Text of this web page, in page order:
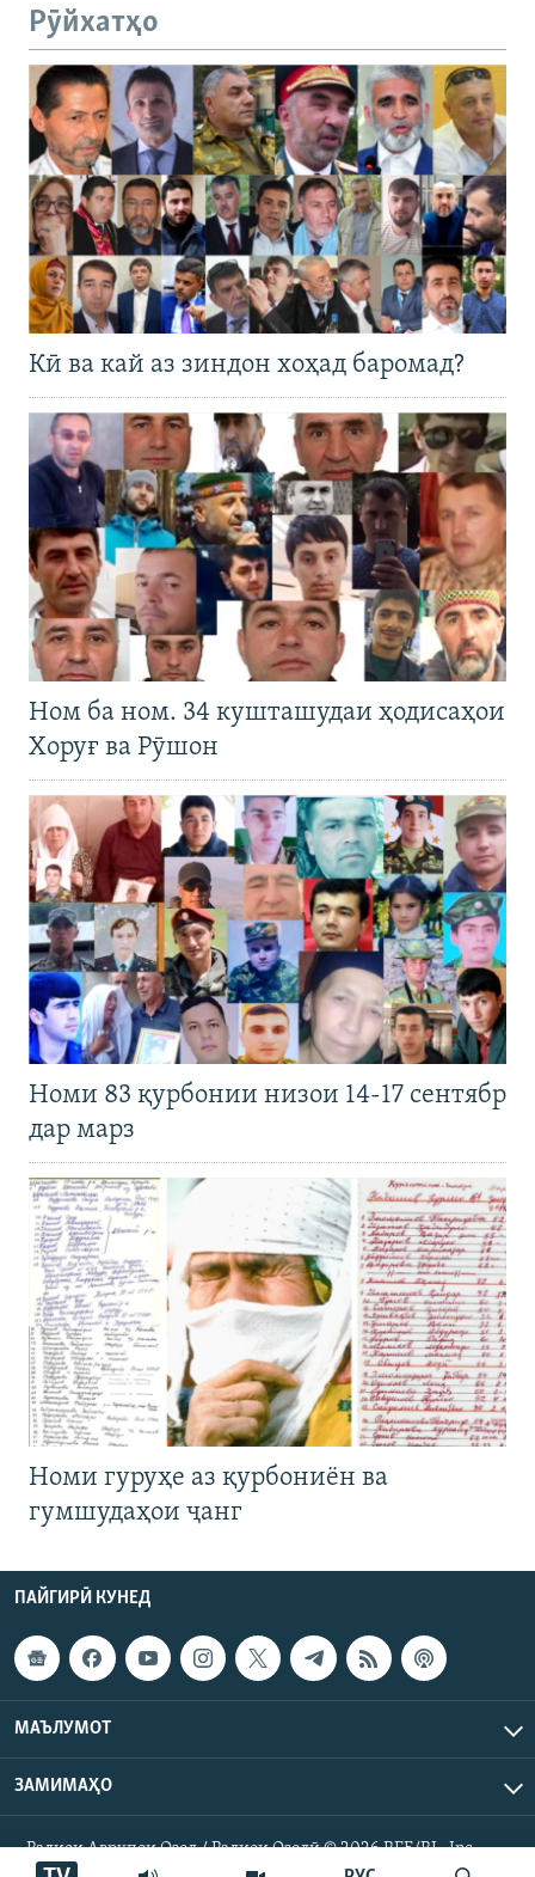
Рӯйхатҳо
Кӣ ва кай аз зиндон хоҳад баромад?
Ном ба ном. 34 кушташудаи ҳодисаҳои
Хоруғ ва Рӯшон
Номи 83 қурбонии низои 14-17 сентябр
дар марз
Номи гуруҳе аз қурбониён ва
гумшудаҳои ҷанг
ПАЙГИРӢ КУНЕД
МАЪЛУМОТ
ЗАМИМАҲО
Радиои Аврупои Озод / Радиои Озодӣ © 2026 RFE/RL. Inc.
Ҳамаи ҳуқуқ маҳфуз аст.